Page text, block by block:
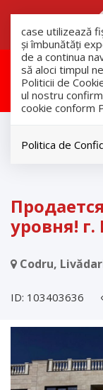
case utilizează
și îmbunătăți
de a continua
să aloci timpul
Politicii de
ul nostru
cookie conform
Politica de
Дома
уровня!
Codru,
ID: 103403636